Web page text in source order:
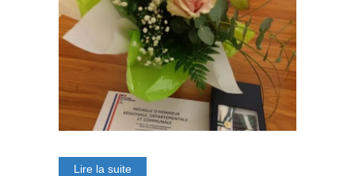
Lire la suite